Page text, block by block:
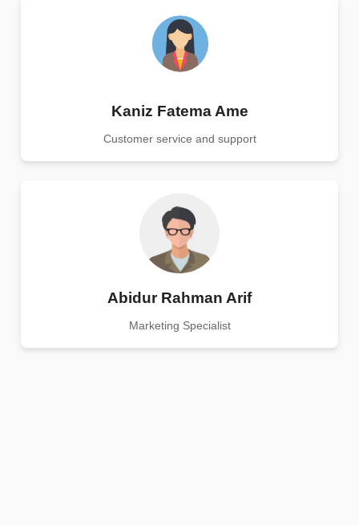
Kaniz Fatema Ame
Customer service and support
Abidur Rahman Arif
Marketing Specialist